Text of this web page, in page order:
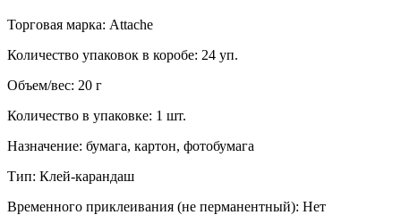
Торговая марка: Attache
Количество упаковок в коробе: 24 уп.
Объем/вес: 20 г
Количество в упаковке: 1 шт.
Назначение: бумага, картон, фотобумага
Тип: Клей-карандаш
Временного приклеивания (не перманентный): Нет